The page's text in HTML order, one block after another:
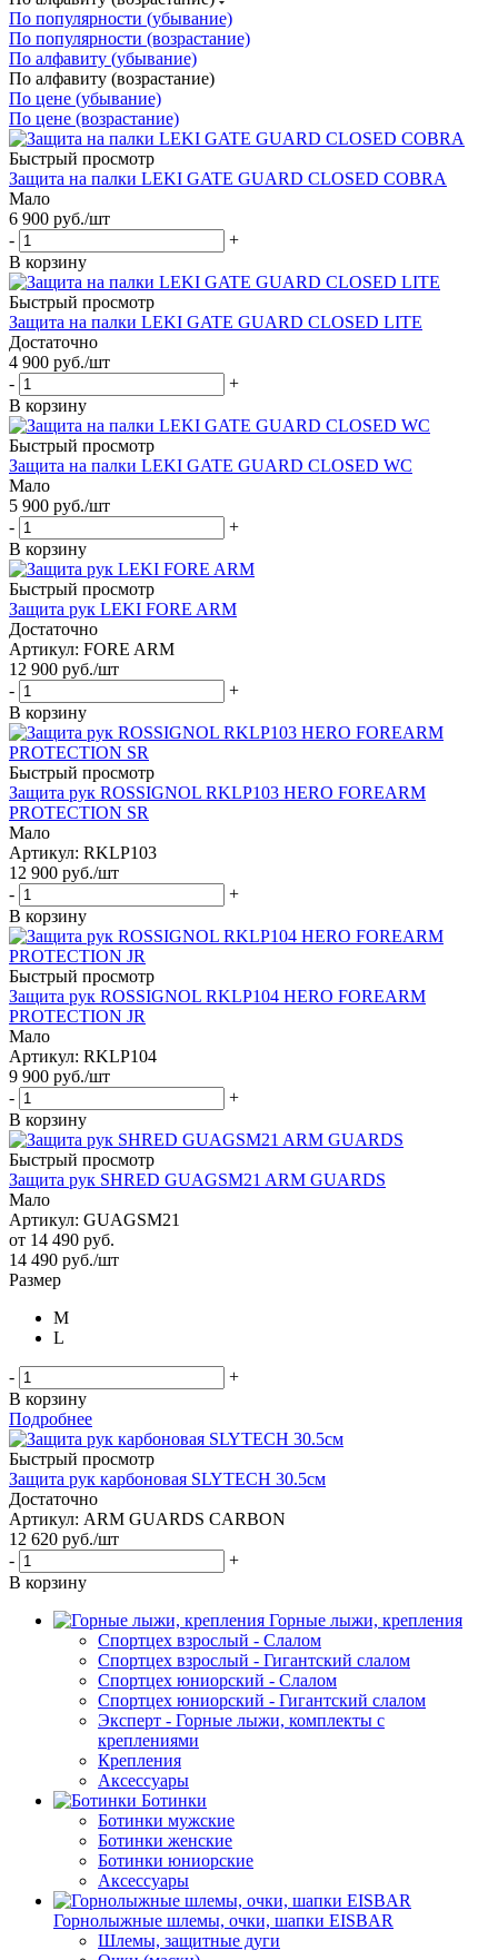
По популярности (убывание)
По популярности (возрастание)
По алфавиту (убывание)
По алфавиту (возрастание)
По цене (убывание)
По цене (возрастание)
Быстрый просмотр
Защита на палки LEKI GATE GUARD CLOSED COBRA
Мало
6 900 руб./шт
-
+
В корзину
Быстрый просмотр
Защита на палки LEKI GATE GUARD CLOSED LITE
Достаточно
4 900 руб./шт
-
+
В корзину
Быстрый просмотр
Защита на палки LEKI GATE GUARD CLOSED WC
Мало
5 900 руб./шт
-
+
В корзину
Быстрый просмотр
Защита рук LEKI FORE ARM
Достаточно
Артикул: FORE ARM
12 900 руб./шт
-
+
В корзину
Быстрый просмотр
Защита рук ROSSIGNOL RKLP103 HERO FOREARM
PROTECTION SR
Мало
Артикул: RKLP103
12 900 руб./шт
-
+
В корзину
Быстрый просмотр
Защита рук ROSSIGNOL RKLP104 HERO FOREARM
PROTECTION JR
Мало
Артикул: RKLP104
9 900 руб./шт
-
+
В корзину
Быстрый просмотр
Защита рук SHRED GUAGSM21 ARM GUARDS
Мало
Артикул: GUAGSM21
от 14 490 руб.
14 490 руб./шт
Размер
M
L
-
+
В корзину
Подробнее
Быстрый просмотр
Защита рук карбоновая SLYTECH 30.5см
Достаточно
Артикул: ARM GUARDS CARBON
12 620 руб./шт
-
+
В корзину
Горные лыжи, крепления
Спортцех взрослый - Слалом
Спортцех взрослый - Гигантский слалом
Спортцех юниорский - Слалом
Спортцех юниорский - Гигантский слалом
Эксперт - Горные лыжи, комплекты с
креплениями
Крепления
Аксессуары
Ботинки
Ботинки мужские
Ботинки женские
Ботинки юниорские
Аксессуары
Горнолыжные шлемы, очки, шапки EISBAR
Шлемы, защитные дуги